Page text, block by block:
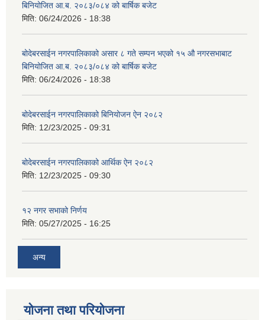
बिनियोजित आ.ब. २०८३/०८४ को बार्षिक बजेट
मिति: 06/24/2026 - 18:38
बोदेबरसाईन नगरपालिकाको असार ८ गते सम्पन भएको १५ ‍‍‍औ नगरसभाबाट
बिनियोजित आ.ब. २०८३/०८४ को बार्षिक बजेट
मिति: 06/24/2026 - 18:38
बोदेबरसाईन नगरपालिकाको बिनियोजन ऐन २०८२
मिति: 12/23/2025 - 09:31
बोदेबरसाईन नगरपालिकाको आर्थिक ऐन २०८२
मिति: 12/23/2025 - 09:30
१२ नगर सभाको निर्णय
मिति: 05/27/2025 - 16:25
अन्य
योजना तथा परियोजना